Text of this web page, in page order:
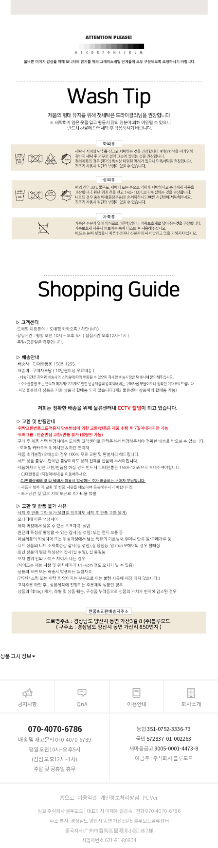
상품 고시 정보
공지사항 QnA 이용안내 회사소개
070-4070-6786
배송 및 재고문의 070-4070-6789
평일 오전10시~오후5시
(점심 오후12시~1시)
주말 및 공휴일 휴무
농협351-0752-3336-73
국민 572837-01-002263
새마을금고9005-0001-4473-8
예금주 : 주식회사 블루모드
홈으로 이용약관 개인정보처리방침 PC Ver.
상호 주식회사 블루모드 | 대표이사 이재동 권은숙 | 전화 070-4070-6786
주소 본사: 경상남도 양산시 동면 가산3길 8 블루모드물류센터
중국지사:广州市番禺区星河湾小区1栋2梯
사업자번호 621-81-80834